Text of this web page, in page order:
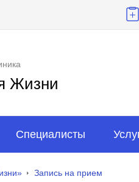
Жизни
Специалисты
Запись на прием